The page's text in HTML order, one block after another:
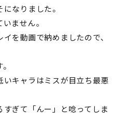
なりました。
ません。
を動画で納めましたので、
キャラはミスが目立ち最悪
ぎて「んー」と唸ってしま